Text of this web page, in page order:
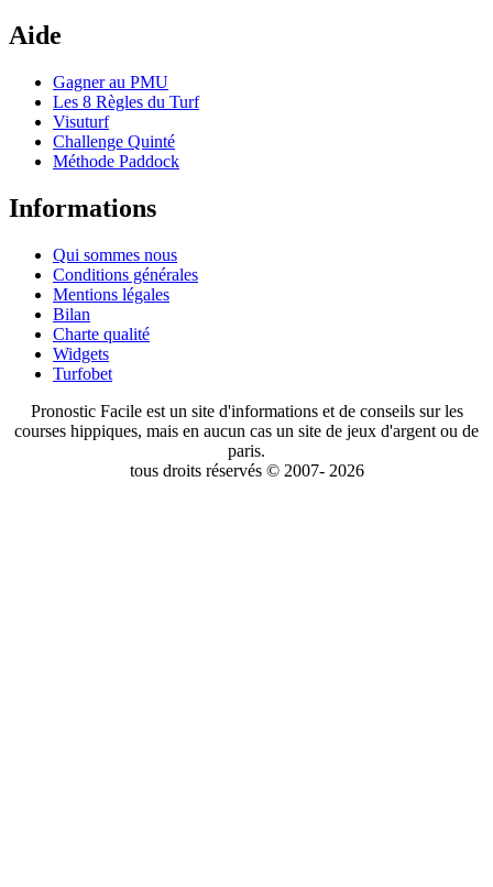
Aide
Gagner au PMU
Les 8 Règles du Turf
Visuturf
Challenge Quinté
Méthode Paddock
Informations
Qui sommes nous
Conditions générales
Mentions légales
Bilan
Charte qualité
Widgets
Turfobet
Pronostic Facile est un site d'informations et de conseils sur les
courses hippiques, mais en aucun cas un site de jeux d'argent ou de
paris.
tous droits réservés © 2007- 2026